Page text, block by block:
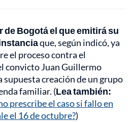
de Bogotá el que emitirá su
que, según indicó, ya
el proceso contra el
convicto Juan Guillermo
creación de un grupo
familiar. (Lea también:
prescribe el caso si fallo en
el 16 de octubre?)